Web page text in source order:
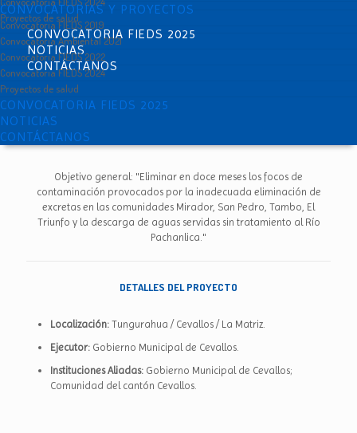
Proyectos de salud
CONVOCATORIA FIEDS 2025
NOTICIAS
CONTÁCTANOS
CONVOCATORIAS Y PROYECTOS
Convocatoria FIEDS 2019
Convocatoria Ambiental 2021
Convocatoria FIEDS 2022
Convocatoria FIEDS 2024
Proyectos de salud
CONVOCATORIA FIEDS 2025
NOTICIAS
CONTÁCTANOS
Objetivo general: "Eliminar en doce meses los focos de
contaminación provocados por la inadecuada eliminación de
excretas en las comunidades Mirador, San Pedro, Tambo, El
Triunfo y la descarga de aguas servidas sin tratamiento al Río
Pachanlica."
DETALLES DEL PROYECTO
Localización: Tungurahua / Cevallos / La Matriz.
Ejecutor: Gobierno Municipal de Cevallos.
Instituciones Aliadas: Gobierno Municipal de Cevallos;
Comunidad del cantón Cevallos.